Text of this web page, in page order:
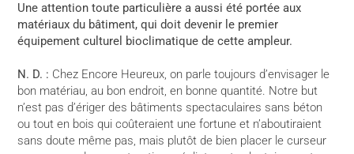
Une attention toute particulière a aussi été portée aux
matériaux du bâtiment, qui doit devenir le premier
équipement culturel bioclimatique de cette ampleur.
N. D. : Chez Encore Heureux, on parle toujours d’envisager le
bon matériau, au bon endroit, en bonne quantité. Notre but
n’est pas d’ériger des bâtiments spectaculaires sans béton
ou tout en bois qui coûteraient une fortune et n’aboutiraient
sans doute même pas, mais plutôt de bien placer le curseur